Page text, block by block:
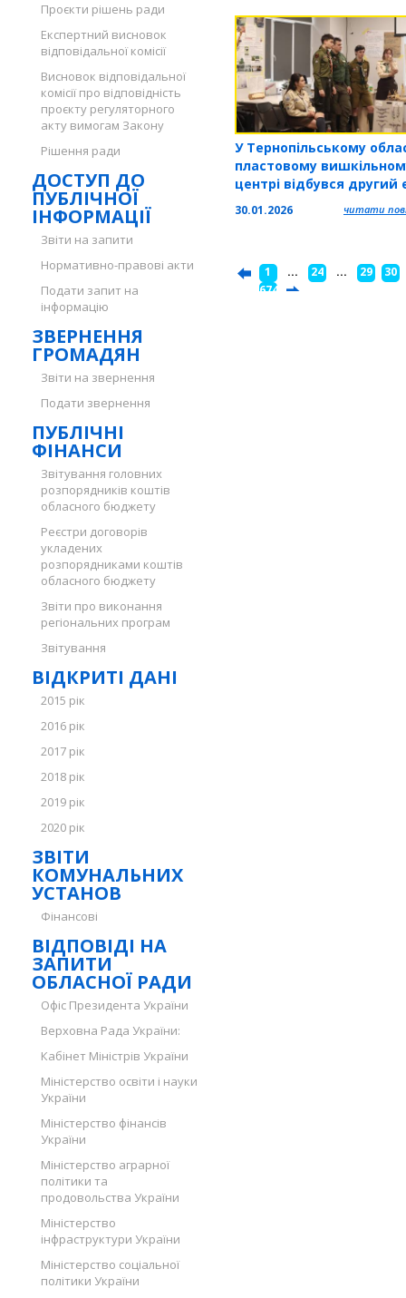
Проєкти рішень ради
Експертний висновок
відповідальної комісії
Висновок відповідальної
комісії про відповідність
проєкту регуляторного
акту вимогам Закону
Рішення ради
ДОСТУП ДО
ПУБЛІЧНОЇ
ІНФОРМАЦІЇ
Звіти на запити
Нормативно-правові акти
Подати запит на
інформацію
ЗВЕРНЕННЯ
ГРОМАДЯН
Звіти на звернення
Подати звернення
ПУБЛІЧНІ
ФІНАНСИ
Звітування головних
розпорядників коштів
обласного бюджету
Реєстри договорів
укладених
розпорядниками коштів
обласного бюджету
Звіти про виконання
регіональних програм
Звітування
ВІДКРИТІ ДАНІ
2015 рік
2016 рік
2017 рік
2018 рік
2019 рік
2020 рік
ЗВІТИ
КОМУНАЛЬНИХ
УСТАНОВ
Фінансові
ВІДПОВІДІ НА
ЗАПИТИ
ОБЛАСНОЇ РАДИ
Офіс Президента України
Верховна Рада України:
Кабінет Міністрів України
Міністерство освіти і науки
України
Міністерство фінансів
України
Міністерство аграрної
політики та
продовольства України
Міністерство
інфраструктури України
Міністерство соціальної
політики України
У Тернопільському
пластовому
центрі відбувся другий
всеукраїнського
«Крайовий вишкіл
30.01.2026 читати
1 ... 24 ... 29
30
674